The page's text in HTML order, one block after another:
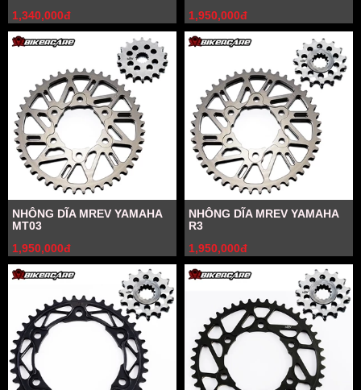
1,340,000đ
1,950,000đ
NHÔNG DĨA MREV YAMAHA
MT03
1,950,000đ
NHÔNG DĨA MREV YAMAHA
R3
1,950,000đ